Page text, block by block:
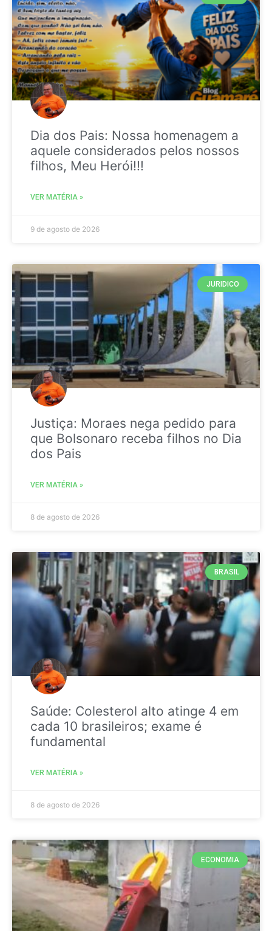
Dia dos Pais: Nossa homenagem a
aquele considerados pelos nossos
filhos, Meu Herói!!!
VER MATÉRIA »
9 de agosto de 2026
JURIDICO
Justiça: Moraes nega pedido para
que Bolsonaro receba filhos no Dia
dos Pais
VER MATÉRIA »
8 de agosto de 2026
BRASIL
Saúde: Colesterol alto atinge 4 em
cada 10 brasileiros; exame é
fundamental
VER MATÉRIA »
8 de agosto de 2026
ECONOMIA